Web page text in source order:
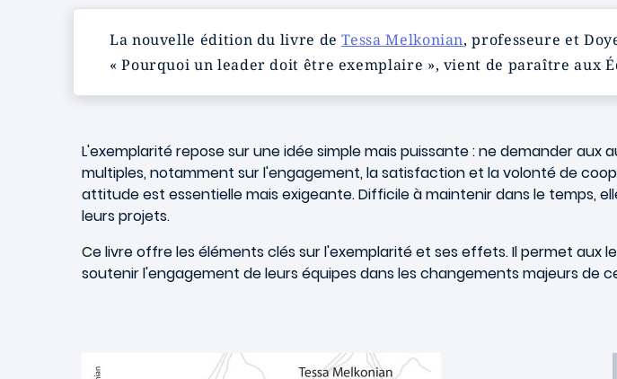
La nouvelle édition du livre deTessa Melkonian, professeure et
« Pourquoi un leader doit être exemplaire », vient de paraître aux
L'exemplarité repose sur une idée simple mais puissante : ne demander
multiples, notamment sur l'engagement, la satisfaction et la volonté de
attitude est essentielle mais exigeante. Difficile à maintenir dans le temps,
leurs projets.
Ce livre offre les éléments clés sur l'exemplarité et ses effets. Il permet
soutenir l'engagement de leurs équipes dans les changements majeurs de